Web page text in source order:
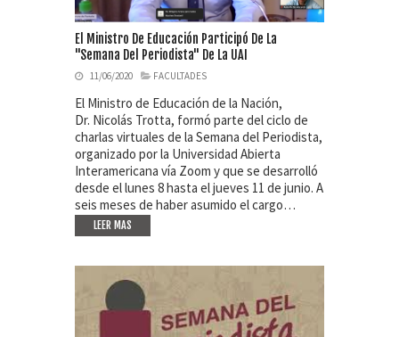
El Ministro De Educación Participó De La
"Semana Del Periodista" De La UAI
11/06/2020 FACULTADES
El Ministro de Educación de la Nación,
Dr. Nicolás Trotta, formó parte del ciclo de
charlas virtuales de la Semana del Periodista,
organizado por la Universidad Abierta
Interamericana vía Zoom y que se desarrolló
desde el lunes 8 hasta el jueves 11 de junio. A
seis meses de haber asumido el cargo…
LEER MAS